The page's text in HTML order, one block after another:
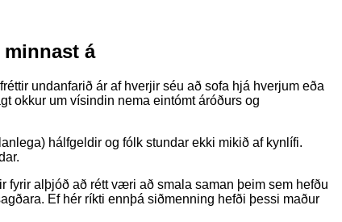
á
undanfarið ár af hverjir séu að sofa hjá hverjum eða
okkur um vísindin nema eintómt áróðurs og
hálfgeldir og fólk stundar ekki mikið af kynlífi.
fyrir alþjóð að rétt væri að smala saman þeim sem hefðu
Ef hér ríkti ennþá siðmenning hefði þessi maður